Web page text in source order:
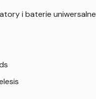
i baterie uniwersalne